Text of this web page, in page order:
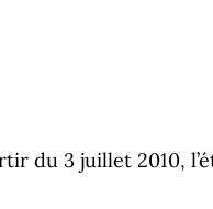
du 3 juillet 2010,